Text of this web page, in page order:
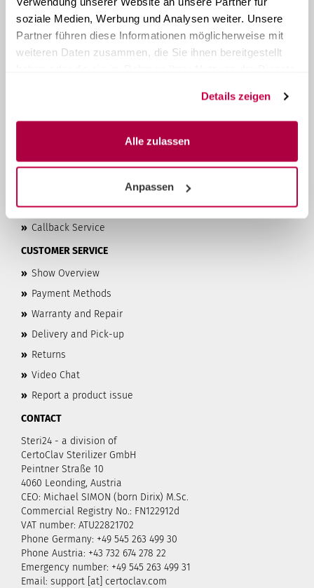
soziale Medien, Werbung und Analysen weiter. Unsere
Partner führen diese Informationen möglicherweise mit
weiteren Daten zusammen, die Sie ihnen bereitgestellt
Details zeigen
Alle zulassen
Anpassen
reprocessing. As a family-run company from Austria, we
have been manufacturing and selling compact tabletop
autoclavessince 1957 . With over 60 years of experience, we
offer our customers high-quality products and the best
possible customer service at affordable prices.
»Contact & About Us
Shipping & Payment Terms
»Right of Withdrawal & Withdrawal Form
» Callback Service
CUSTOMER SERVICE
» Show Overview
» Payment Methods
» Warranty and Repair
» Delivery and Pick-up
» Returns
» Video Chat
» Report a product issue
CONTACT
Steri24 - a division of
CertoClav Sterilizer GmbH
Peintner Straße 10
4060 Leonding, Austria
CEO: Michael SIMON (born Dirix) M.Sc.
Commercial Registry No.: FN122912d
VAT number: ATU22821702
Phone Germany: +49 545 263 499 30
Phone Austria: +43 732 674 278 22
Emergency number: +49 545 263 499 31
Email: support [at] certoclav.com